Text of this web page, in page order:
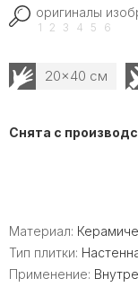
оригиналы
1 2 3 4 5 6
20x40 см
Снята с
Материал:
Тип плитки:
Применение: